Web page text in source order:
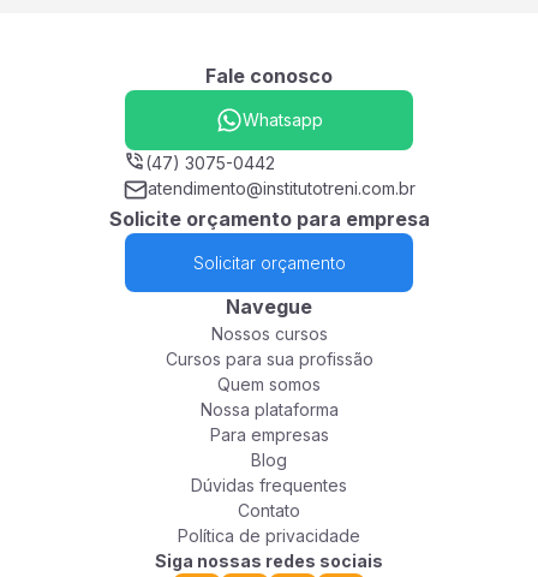
Fale conosco
Whatsapp
(47) 3075-0442
atendimento@institutotreni.com.br
Solicite orçamento para empresa
Solicitar orçamento
Navegue
Nossos cursos
Cursos para sua profissão
Quem somos
Nossa plataforma
Para empresas
Blog
Dúvidas frequentes
Contato
Política de privacidade
Siga nossas redes sociais